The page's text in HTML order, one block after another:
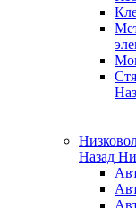
Назад